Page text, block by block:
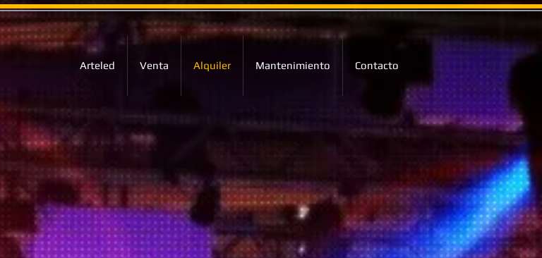
Arteled Venta Alquiler Mantenimiento Contacto